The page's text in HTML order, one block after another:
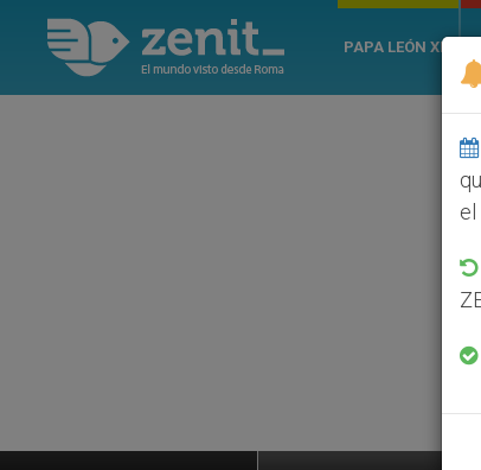
PAPA LEÓN XIV
el